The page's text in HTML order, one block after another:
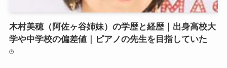
木村美穂（阿佐ヶ谷姉妹）の学歴と経歴｜出身高校大
学や中学校の偏差値｜ピアノの先生を目指していた